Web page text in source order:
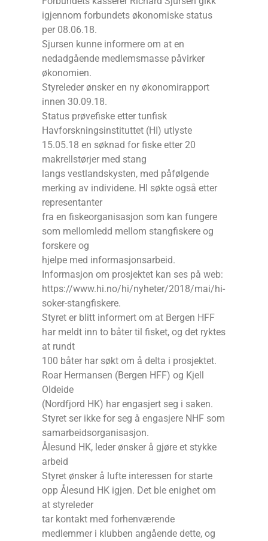
igjennom forbundets økonomiske status
per 08.06.18.
Sjursen kunne informere om at en
nedadgående medlemsmasse påvirker
økonomien.
Styreleder ønsker en ny økonomirapport
innen 30.09.18.
Status prøvefiske etter tunfisk
Havforskningsinstituttet (HI) utlyste
15.05.18 en søknad for fiske etter 20
makrellstørjer med stang
langs vestlandskysten, med påfølgende
merking av individene. HI søkte også etter
representanter
fra en fiskeorganisasjon som kan fungere
som mellomledd mellom stangfiskere og
forskere og
hjelpe med informasjonsarbeid.
Informasjon om prosjektet kan ses på web:
https://www.hi.no/hi/nyheter/2018/mai/hi-
soker-stangfiskere.
Styret er blitt informert om at Bergen HFF
har meldt inn to båter til fisket, og det ryktes
at rundt
100 båter har søkt om å delta i prosjektet.
Roar Hermansen (Bergen HFF) og Kjell
Oldeide
(Nordfjord HK) har engasjert seg i saken.
Styret ser ikke for seg å engasjere NHF som
samarbeidsorganisasjon.
Ålesund HK, leder ønsker å gjøre et stykke
arbeid
Styret ønsker å lufte interessen for starte
opp Ålesund HK igjen. Det ble enighet om
at styreleder
tar kontakt med forhenværende
medlemmer i klubben angående dette, og